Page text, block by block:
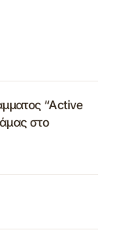
“Active
στο